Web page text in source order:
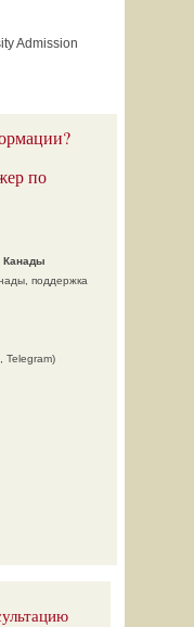
Admission
по
Канады
поддержка
Telegram)